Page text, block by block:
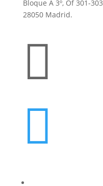
Bloque A 3º, Of 301-303
28050 Madrid.

